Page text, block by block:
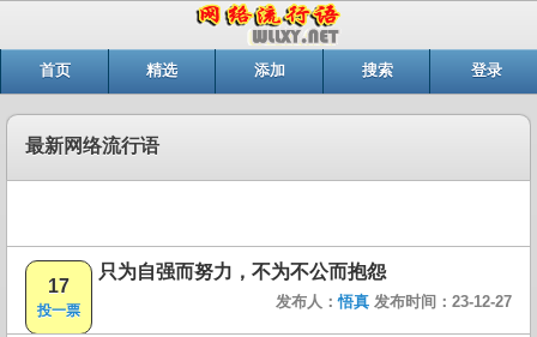
首页 精选 添加 搜索 登录
最新网络流行语
17
投一票
只为自强而努力，不为不公而抱怨
发布人：悟真 发布时间：23-12-27